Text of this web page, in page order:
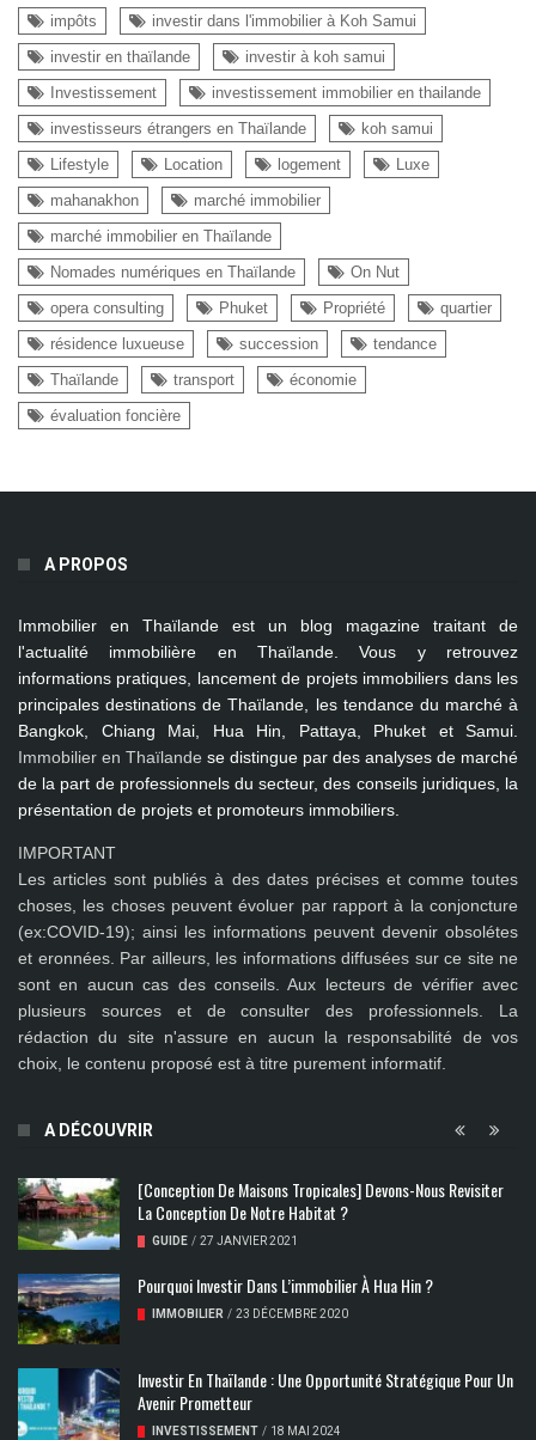
impôts
investir dans l'immobilier à Koh Samui
investir en thaïlande
investir à koh samui
Investissement
investissement immobilier en thailande
investisseurs étrangers en Thaïlande
koh samui
Lifestyle
Location logement
Luxe
mahanakhon
marché immobilier
marché immobilier en Thaïlande
Nomades numériques en Thaïlande
On Nut
opera consulting
Phuket Propriété
quartier
résidence luxueuse
succession
tendance
Thaïlande
transport
économie
évaluation foncière
A PROPOS
Immobilier en Thaïlande est un blog magazine traitant de
l'actualité immobilière en Thaïlande. Vous y retrouvez
informations pratiques, lancement de projets immobiliers dans les
principales destinations de Thaïlande, les tendance du marché à
Bangkok, Chiang Mai, Hua Hin, Pattaya, Phuket et Samui
Immobilier en Thaïlande se distingue par des analyses de marché
de la part de professionnels du secteur, des conseils juridiques, la
présentation de projets et promoteurs immobiliers.
IMPORTANT
Les articles sont publiés à des dates précises et comme toutes
choses, les choses peuvent évoluer par rapport à la conjoncture
(ex:COVID-19); ainsi les informations peuvent devenir obsolétes
et eronnées. Par ailleurs, les informations diffusées sur ce site ne
sont en aucun cas des conseils. Aux lecteurs de vérifier avec
plusieurs sources et de consulter des professionnels. La
rédaction du site n'assure en aucun la responsabilité de vos
choix, le contenu proposé est à titre purement informatif.
A DÉCOUVRIR
[Conception De Maisons Tropicales] Devons-Nous Revisiter
La Conception De Notre Habitat ?
GUIDE / 27 JANVIER 2021
Pourquoi Investir Dans L’immobilier À Hua Hin ?
IMMOBILIER / 23 DÉCEMBRE 2020
Investir En Thaïlande : Une Opportunité Stratégique Pour Un
Avenir Prometteur
INVESTISSEMENT / 18 MAI 2024